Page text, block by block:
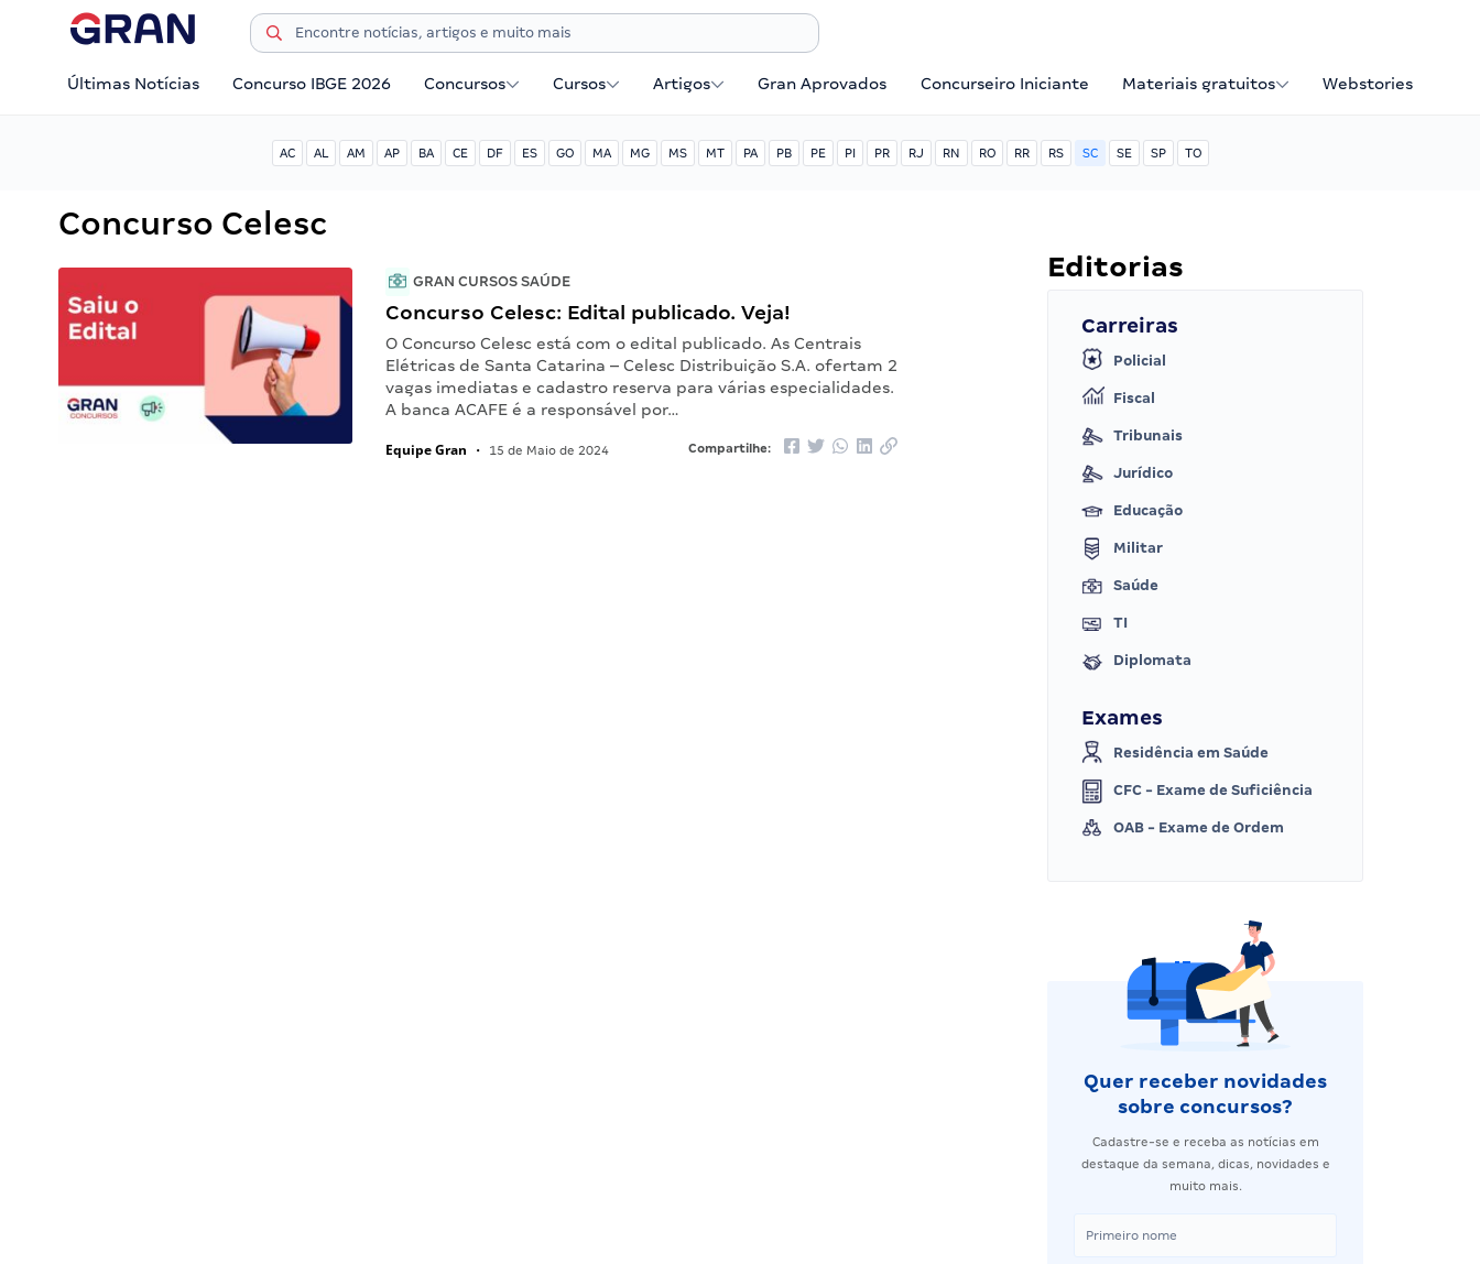
Últimas Notícias Concurso IBGE 2026 Concursos Cursos Artigos Gran Aprovados Concurseiro Iniciante Materiais gratuitos Webstories
AC AL AM AP BA CE DF ES GO MA MG MS MT PA PB PE PI PR RJ RN RO RR RS SC SE SP TO
Concurso Celesc
GRAN CURSOS SAÚDE
Concurso Celesc: Edital publicado. Veja!
O Concurso Celesc está com o edital publicado. As Centrais
Elétricas de Santa Catarina – Celesc Distribuição S.A. ofertam 2
vagas imediatas e cadastro reserva para várias especialidades.
A banca ACAFE é a responsável por…
Equipe Gran • 15 de Maio de 2024 Compartilhe:
Editorias
Carreiras
Policial
Fiscal
Tribunais
Jurídico
Educação
Militar
Saúde
TI
Diplomata
Exames
Residência em Saúde
CFC - Exame de Suficiência
OAB - Exame de Ordem
Quer receber novidades
sobre concursos?
Cadastre-se e receba as notícias em
destaque da semana, dicas, novidades e
muito mais.